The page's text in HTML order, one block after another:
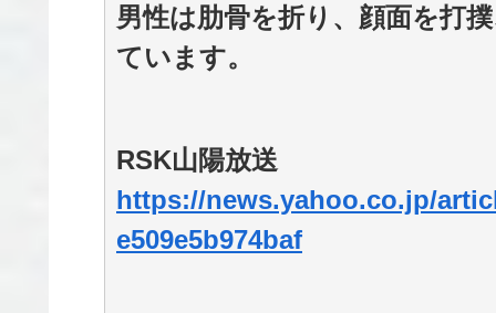
男性は肋骨を折り、顔面を打
ています。
RSK山陽放送
https://news.yahoo.co.jp/
e509e5b974baf